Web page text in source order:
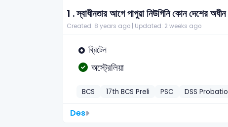
1 .স্বাধীনতার আগে পাপুয়া নিউগিনি কোন দেশের
Created: 8 years ago | Updated: 2 weeks ago
ব্রিটেন
অস্ট্রেলিয়া
BCS 17th BCS Preli PSC DSS
Des